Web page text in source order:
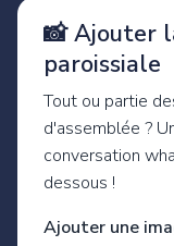
📸 Ajouter
paroissiale
Tout ou partie
d'assemblée ?
conversation
dessous !
Ajouter une